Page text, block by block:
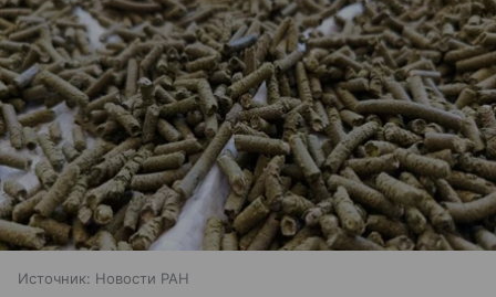
Источник: Новости РАН